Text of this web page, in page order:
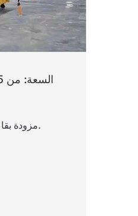
السعة: من 0.5 طن إلى 2 طن
مزودة بقاعدة متحركة، يتم دفعها يدوياً أو تحريكها بواسطة رافعة شوكية.